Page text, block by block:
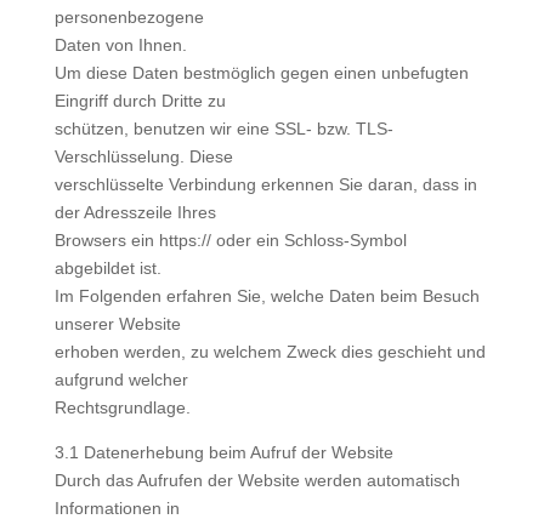
personenbezogene
Daten von Ihnen.
Um diese Daten bestmöglich gegen einen unbefugten
Eingriff durch Dritte zu
schützen, benutzen wir eine SSL- bzw. TLS-
Verschlüsselung. Diese
verschlüsselte Verbindung erkennen Sie daran, dass in
der Adresszeile Ihres
Browsers ein https:// oder ein Schloss-Symbol
abgebildet ist.
Im Folgenden erfahren Sie, welche Daten beim Besuch
unserer Website
erhoben werden, zu welchem Zweck dies geschieht und
aufgrund welcher
Rechtsgrundlage.
3.1 Datenerhebung beim Aufruf der Website
Durch das Aufrufen der Website werden automatisch
Informationen in